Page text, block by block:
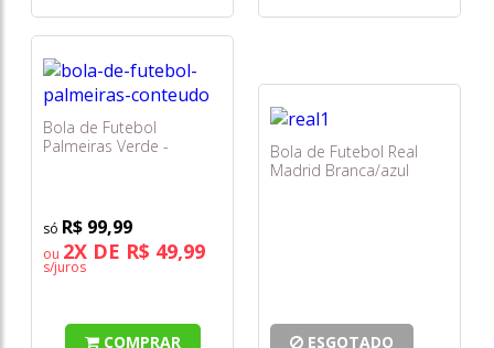
Bola de Futebol
Palmeiras Verde -
R$ 99,99
ou 2X DE R$ 49,99
s/juros
COMPRAR
Bola de Futebol Real
Madrid Branca/azul
ESGOTADO